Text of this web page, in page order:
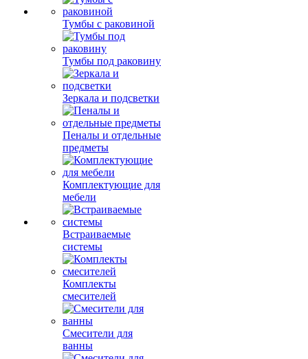
Тумбы с раковиной
Тумбы под раковину
Зеркала и подсветки
Пеналы и отдельные
предметы
Комплектующие для
мебели
Встраиваемые
системы
Комплекты
смесителей
Смесители для
ванны